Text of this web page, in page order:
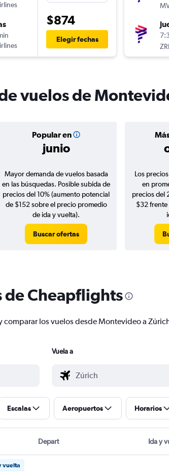
$874
Elegir fechas
vuelos de
Popular en
junio
Mayor demanda de vuelos basada
en las búsquedas. Posible subida de
precios del 10% (aumento potencial
de $152 sobre el precio promedio
de ida y vuelta).
Buscar ofertas
Los
en
precios del
$32
de Cheapflights
comparar los vuelos desde Montevideo a
Vuela a
Escalas Aeropuertos Horarios
Depart Ida y
vuelta